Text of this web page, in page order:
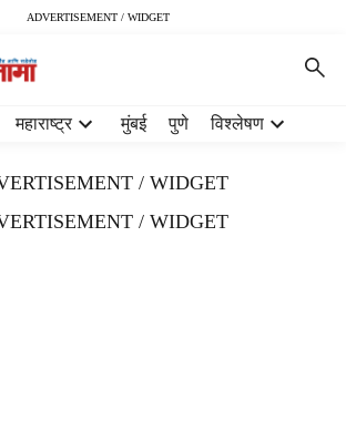
ADVERTISEMENT / WIDGET
महाराष्ट्र मुंबई पुणे विश्लेषण
/ WIDGET
/ WIDGET